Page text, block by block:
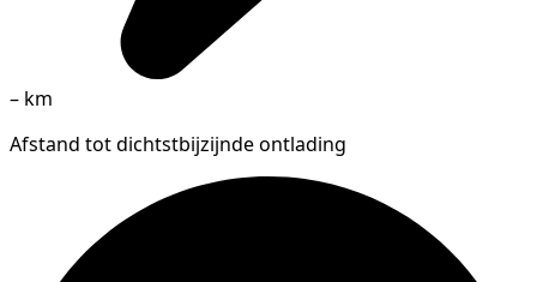
– km
Afstand tot dichtstbijzijnde ontlading